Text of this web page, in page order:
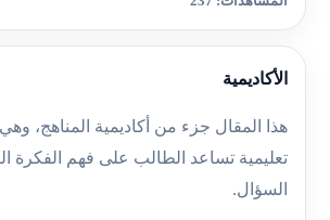
الأكاديمية
هذا المقال جزء من أكاديمية المناهج،
تعليمية تساعد الطالب على فهم الفكرة
السؤال.